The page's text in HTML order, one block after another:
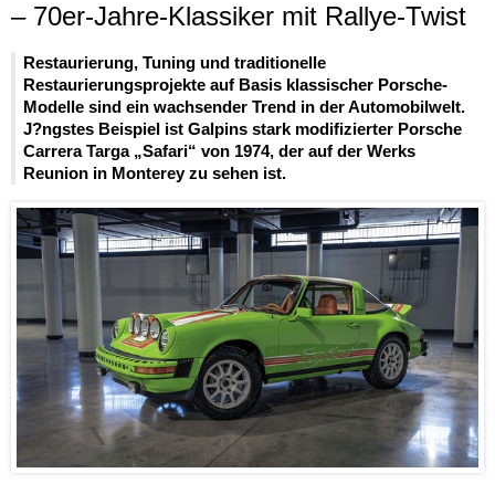
– 70er-Jahre-Klassiker mit Rallye-Twist
Restaurierung, Tuning und traditionelle
Restaurierungsprojekte auf Basis klassischer Porsche-
Modelle sind ein wachsender Trend in der Automobilwelt.
J?ngstes Beispiel ist Galpins stark modifizierter Porsche
Carrera Targa „Safari“ von 1974, der auf der Werks
Reunion in Monterey zu sehen ist.